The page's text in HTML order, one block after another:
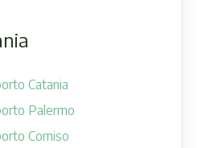
Catania
Palermo
Comiso